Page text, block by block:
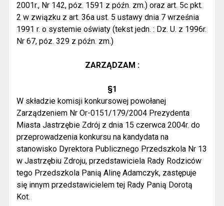
2001r., Nr 142, póz. 1591 z późn. zm.) oraz art. 5c pkt.
2 w związku z art. 36a ust. 5 ustawy dnia 7 września
1991 r. o systemie oświaty (tekst jedn. : Dz. U. z 1996r.
Nr 67, póz. 329 z późn. zm.)
ZARZĄDZAM :
§1
W składzie komisji konkursowej powołanej
Zarządzeniem Nr Or-0151/179/2004 Prezydenta
Miasta Jastrzębie Zdrój z dnia 15 czerwca 2004r. do
przeprowadzenia konkursu na kandydata na
stanowisko Dyrektora Publicznego Przedszkola Nr 13
w Jastrzębiu Zdroju, przedstawiciela Rady Rodziców
tego Przedszkola Panią Alinę Adamczyk, zastępuje
się innym przedstawicielem tej Rady Panią Dorotą
Kot.